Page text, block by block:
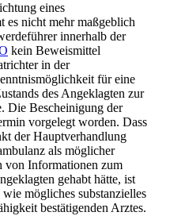
eines
nicht mehr maßgeblich
innerhalb der
kein Beweismittel
in der
für eine
des Angeklagten zur
Die Bescheinigung der
vorgelegt worden. Dass
der Hauptverhandlung
als möglicher
von Informationen zum
gehabt hätte, ist
mögliches substanzielles
bestätigenden Arztes.